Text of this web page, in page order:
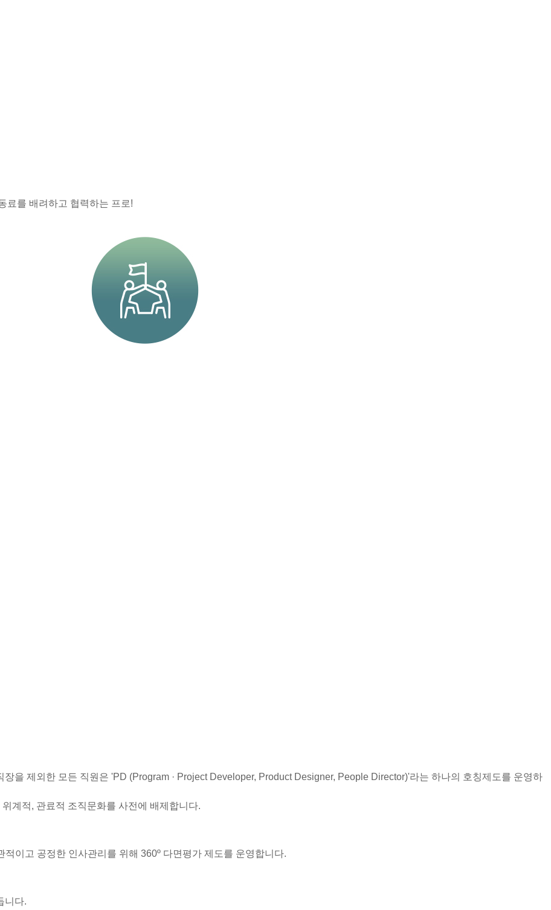
료를 배려하고 협력하는 프로!
을 제외한 모든 직원은 'PD (Program · Project Developer, Product Designer, People Director)'라는 하나의 호칭제도를 운영하
계적, 관료적 조직문화를 사전에 배제합니다.
이고 공정한 인사관리를 위해 360º 다면평가 제도를 운영합니다.
니다.